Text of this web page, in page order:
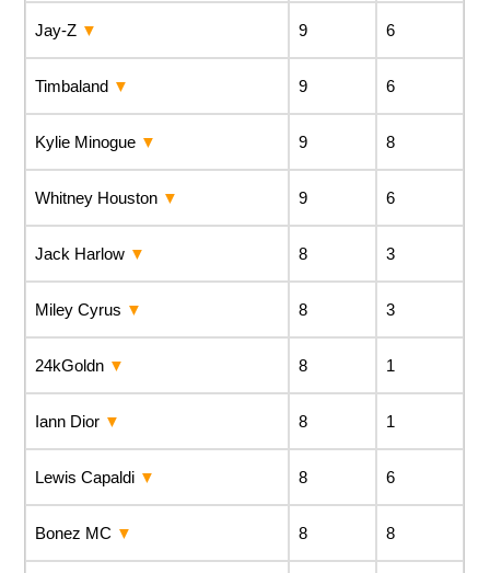
Jay-Z 9 6
Timbaland 9 6
Kylie Minogue 9 8
Whitney Houston 9 6
Jack Harlow 8 3
Miley Cyrus 8 3
24kGoldn 8 1
Iann Dior 8 1
Lewis Capaldi 8 6
Bonez MC 8 8